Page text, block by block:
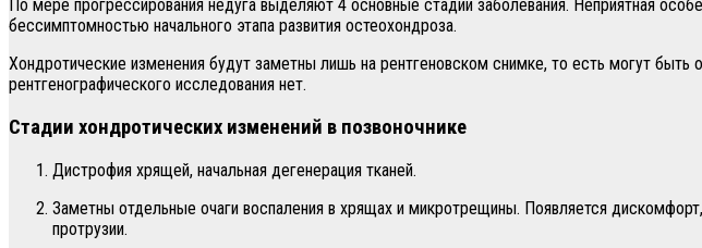
По мере прогрессирования недуга выделяют 4 основные стадии заболевания. Неприятная
бессимптомностью начального этапа развития остеохондроза.
Хондротические изменения будут заметны лишь на рентгеновском снимке, то есть могут
рентгенографического исследования нет.
Стадии хондротических изменений в позвоночнике
Дистрофия хрящей, начальная дегенерация тканей.
Заметны отдельные очаги воспаления в хрящах и микротрещины. Появляется
протрузии.